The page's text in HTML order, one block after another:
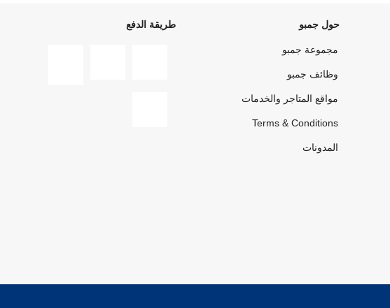
حول جمبو
مجموعة جمبو
وظائف جمبو
مواقع المتاجر والخدمات
Terms & Conditions
المدونات
طريقة الدفع